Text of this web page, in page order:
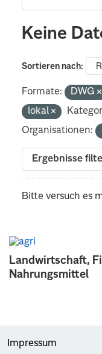
Landwirtschaft,
Nahrungsmittel
Keine
Sortieren nach
Formate: DWG
lokal
Organisationen:
Ergebnisse
Bitte versuch es
Impressum